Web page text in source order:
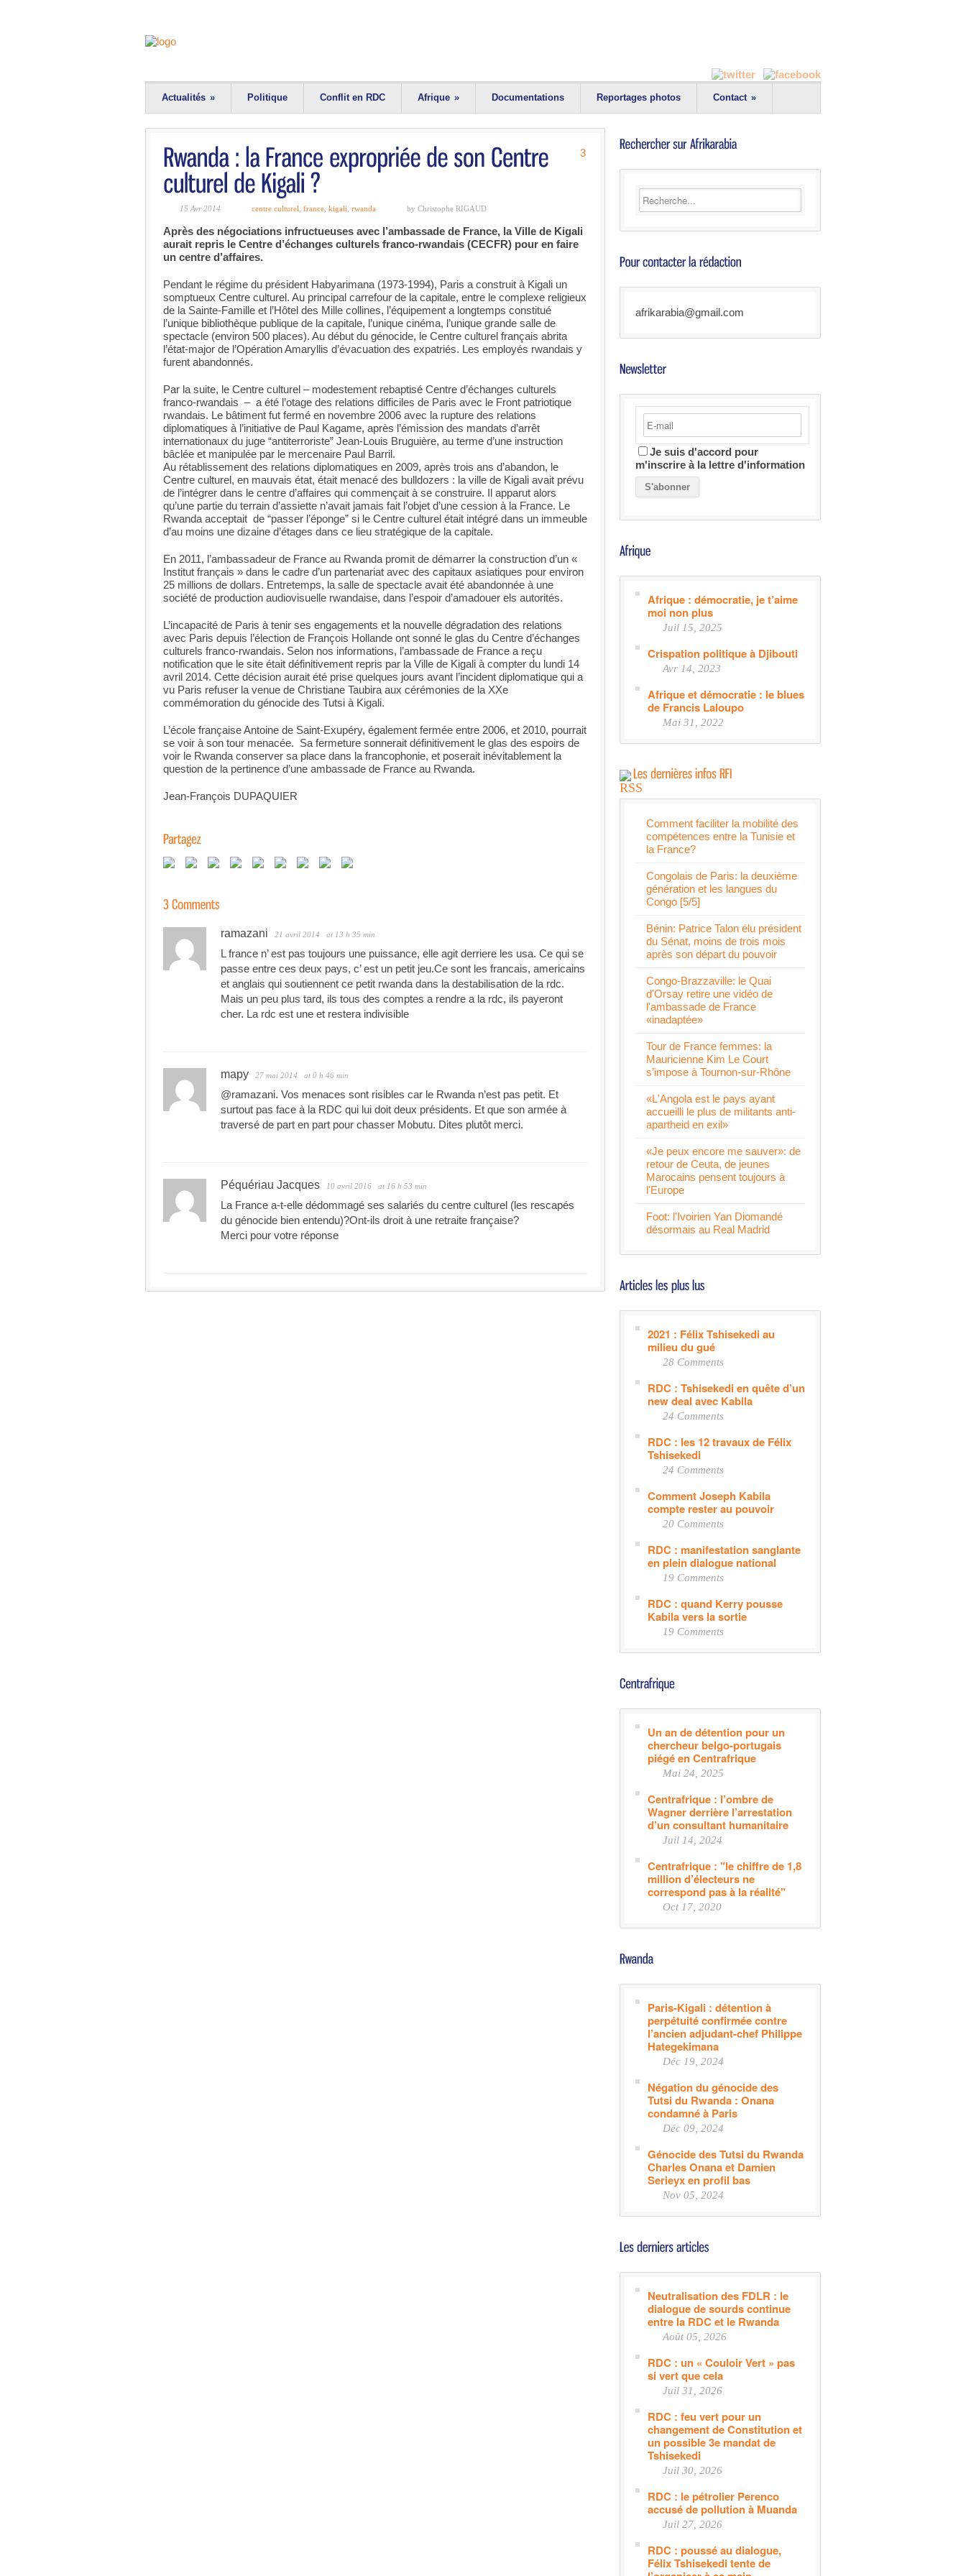
Actualités » Politique Conflit en RDC Afrique » Documentations Reportages photos Contact »
3
15 Avr 2014 centre culturel france kigali rwanda by Christophe RIGAUD
Après des négociations infructueuses avec l’ambassade de France, la Ville de Kigali
aurait repris le Centre d’échanges culturels franco-rwandais (CECFR) pour en faire
un centre d’affaires.
Pendant le régime du président Habyarimana (1973-1994), Paris a construit à Kigali un
somptueux Centre culturel. Au principal carrefour de la capitale, entre le complexe religieux
de la Sainte-Famille et l’Hôtel des Mille collines, l’équipement a longtemps constitué
l’unique bibliothèque publique de la capitale, l’unique cinéma, l’unique grande salle de
spectacle (environ 500 places). Au début du génocide, le Centre culturel français abrita
l’état-major de l’Opération Amaryllis d’évacuation des expatriés. Les employés rwandais y
furent abandonnés.
Par la suite, le Centre culturel – modestement rebaptisé Centre d’échanges culturels
franco-rwandais – a été l’otage des relations difficiles de Paris avec le Front patriotique
rwandais. Le bâtiment fut fermé en novembre 2006 avec la rupture des relations
diplomatiques à l’initiative de Paul Kagame, après l’émission des mandats d’arrêt
internationaux du juge “antiterroriste” Jean-Louis Bruguière, au terme d’une instruction
bâclée et manipulée par le mercenaire Paul Barril.
Au rétablissement des relations diplomatiques en 2009, après trois ans d’abandon, le
Centre culturel, en mauvais état, était menacé des bulldozers : la ville de Kigali avait prévu
de l’intégrer dans le centre d’affaires qui commençait à se construire. Il apparut alors
qu’une partie du terrain d’assiette n’avait jamais fait l’objet d’une cession à la France. Le
Rwanda acceptait de “passer l’éponge” si le Centre culturel était intégré dans un immeuble
d’au moins une dizaine d’étages dans ce lieu stratégique de la capitale.
En 2011, l’ambassadeur de France au Rwanda promit de démarrer la construction d’un «
Institut français » dans le cadre d’un partenariat avec des capitaux asiatiques pour environ
25 millions de dollars. Entretemps, la salle de spectacle avait été abandonnée à une
société de production audiovisuelle rwandaise, dans l’espoir d’amadouer els autorités.
L’incapacité de Paris à tenir ses engagements et la nouvelle dégradation des relations
avec Paris depuis l’élection de François Hollande ont sonné le glas du Centre d’échanges
culturels franco-rwandais. Selon nos informations, l’ambassade de France a reçu
notification que le site était définitivement repris par la Ville de Kigali à compter du lundi 14
avril 2014. Cette décision aurait été prise quelques jours avant l’incident diplomatique qui a
vu Paris refuser la venue de Christiane Taubira aux cérémonies de la XXe
commémoration du génocide des Tutsi à Kigali.
L’école française Antoine de Saint-Exupéry, également fermée entre 2006, et 2010, pourrait
se voir à son tour menacée. Sa fermeture sonnerait définitivement le glas des espoirs de
voir le Rwanda conserver sa place dans la francophonie, et poserait inévitablement la
question de la pertinence d’une ambassade de France au Rwanda.
Jean-François DUPAQUIER
ramazani 21 avril 2014 at 13 h 35 min
L france n’ est pas toujours une puissance, elle agit derriere les usa. Ce qui se
passe entre ces deux pays, c’ est un petit jeu.Ce sont les francais, americains
et anglais qui soutiennent ce petit rwanda dans la destabilisation de la rdc.
Mais un peu plus tard, ils tous des comptes a rendre a la rdc, ils payeront
cher. La rdc est une et restera indivisible
mapy 27 mai 2014 at 0 h 46 min
@ramazani. Vos menaces sont risibles car le Rwanda n’est pas petit. Et
surtout pas face à la RDC qui lui doit deux présidents. Et que son armée à
traversé de part en part pour chasser Mobutu. Dites plutôt merci.
Péquériau Jacques 10 avril 2016 at 16 h 53 min
La France a-t-elle dédommagé ses salariés du centre culturel (les rescapés
du génocide bien entendu)?Ont-ils droit à une retraite française?
Merci pour votre réponse
afrikarabia@gmail.com
Je suis d'accord pour
m'inscrire à la lettre d'information
Afrique : démocratie, je t’aime
moi non plus
Juil 15, 2025
Crispation politique à Djibouti
Avr 14, 2023
Afrique et démocratie : le blues
de Francis Laloupo
Mai 31, 2022
Comment faciliter la mobilité des
compétences entre la Tunisie et
la France?
Congolais de Paris: la deuxième
génération et les langues du
Congo [5/5]
Bénin: Patrice Talon élu président
du Sénat, moins de trois mois
après son départ du pouvoir
Congo-Brazzaville: le Quai
d'Orsay retire une vidéo de
l'ambassade de France
«inadaptée»
Tour de France femmes: la
Mauricienne Kim Le Court
s’impose à Tournon-sur-Rhône
«L'Angola est le pays ayant
accueilli le plus de militants anti-
apartheid en exil»
«Je peux encore me sauver»: de
retour de Ceuta, de jeunes
Marocains pensent toujours à
l'Europe
Foot: l'Ivoirien Yan Diomandé
désormais au Real Madrid
2021 : Félix Tshisekedi au
milieu du gué
28 Comments
RDC : Tshisekedi en quête d’un
new deal avec Kabila
24 Comments
RDC : les 12 travaux de Félix
Tshisekedi
24 Comments
Comment Joseph Kabila
compte rester au pouvoir
20 Comments
RDC : manifestation sanglante
en plein dialogue national
19 Comments
RDC : quand Kerry pousse
Kabila vers la sortie
19 Comments
Un an de détention pour un
chercheur belgo-portugais
piégé en Centrafrique
Mai 24, 2025
Centrafrique : l’ombre de
Wagner derrière l’arrestation
d’un consultant humanitaire
Juil 14, 2024
Centrafrique : "le chiffre de 1,8
million d’électeurs ne
correspond pas à la réalité"
Oct 17, 2020
Paris-Kigali : détention à
perpétuité confirmée contre
l’ancien adjudant-chef Philippe
Hategekimana
Déc 19, 2024
Négation du génocide des
Tutsi du Rwanda : Onana
condamné à Paris
Déc 09, 2024
Génocide des Tutsi du Rwanda
Charles Onana et Damien
Serieyx en profil bas
Nov 05, 2024
Neutralisation des FDLR : le
dialogue de sourds continue
entre la RDC et le Rwanda
Août 05, 2026
RDC : un « Couloir Vert » pas
si vert que cela
Juil 31, 2026
RDC : feu vert pour un
changement de Constitution et
un possible 3e mandat de
Tshisekedi
Juil 30, 2026
RDC : le pétrolier Perenco
accusé de pollution à Muanda
Juil 27, 2026
RDC : poussé au dialogue,
Félix Tshisekedi tente de